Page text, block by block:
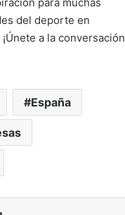
para muchas
del deporte en
a la conversación
España